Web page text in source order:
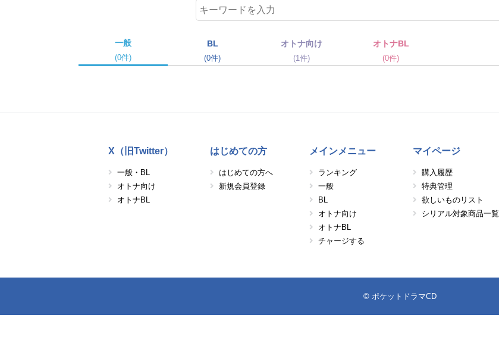
一般
(0件)
BL
(0件)
オトナ向け
(1件)
オトナBL
(0件)
X（旧Twitter）
一般・BL
オトナ向け
オトナBL
はじめての方
はじめての方へ
新規会員登録
メインメニュー
ランキング
一般
BL
オトナ向け
オトナBL
チャージする
マイページ
購入履歴
特典管理
欲しいものリスト
シリアル対象商品一覧
© ポケットドラマCD